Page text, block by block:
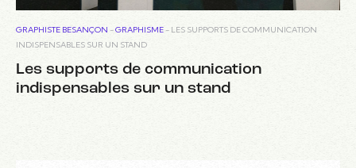
GRAPHISTE BESANÇON -GRAPHISME - LES SUPPORTS DE COMMUNICATION
INDISPENSABLES SUR UN STAND
Les supports de communication
indispensables sur un stand